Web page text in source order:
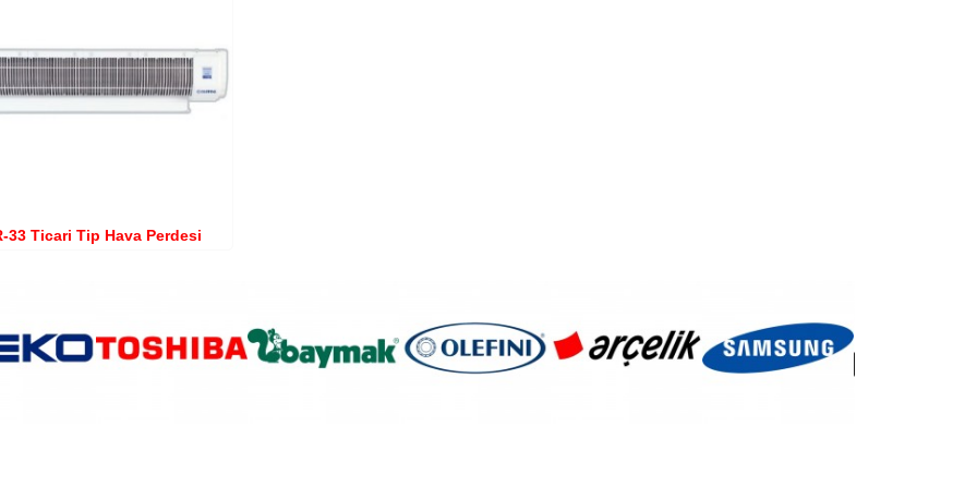
33 Ticari Tip Hava Perdesi